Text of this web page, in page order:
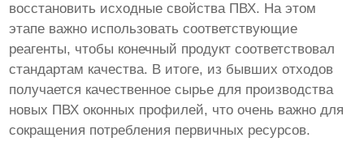
восстановить исходные свойства ПВХ. На этом
этапе важно использовать соответствующие
реагенты, чтобы конечный продукт соответствовал
стандартам качества. В итоге, из бывших отходов
получается качественное сырье для производства
новых ПВХ оконных профилей, что очень важно для
сокращения потребления первичных ресурсов.